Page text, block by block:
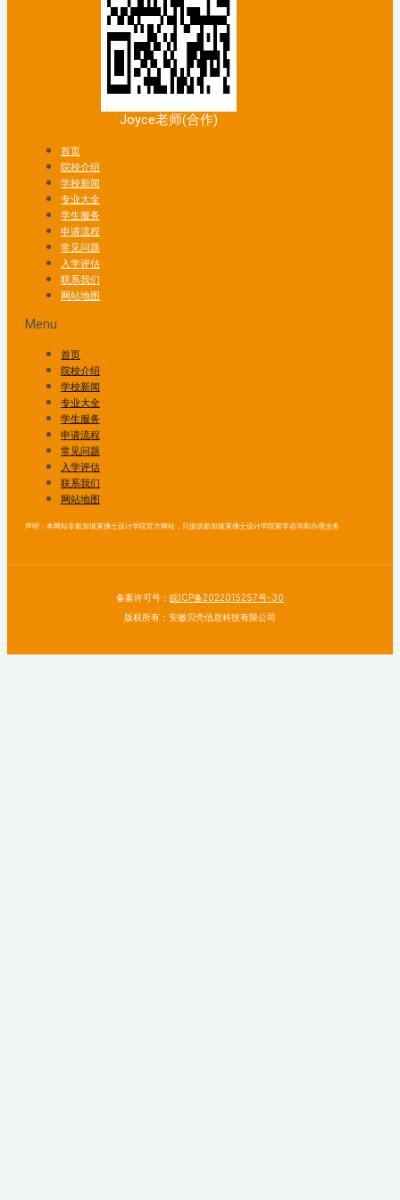
Joyce老师(合作)
首页
院校介绍
学校新闻
专业大全
学生服务
申请流程
常见问题
入学评估
联系我们
网站地图
Menu
首页
院校介绍
学校新闻
专业大全
学生服务
申请流程
常见问题
入学评估
联系我们
网站地图
声明：本网站非新加坡莱佛士设计学院官方网站，只提供新加坡莱佛士设计学院留学咨询和办理业务.
备案许可号： 皖ICP备2022015257号-30
版权所有：安徽贝壳信息科技有限公司